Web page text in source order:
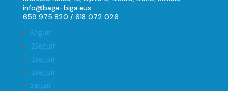
info@baga-biga.eus
659 975 820 / 618 072 026
Seguir
Seguir
Seguir
Seguir
Seguir